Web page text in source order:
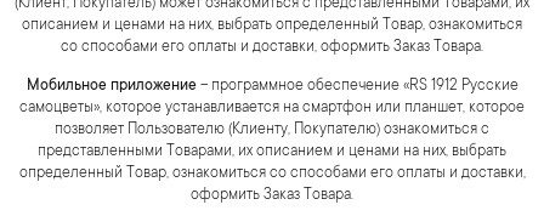
(Клиент, Покупатель) может ознакомиться с представленными Товарами, их
описанием и ценами на них, выбрать определенный Товар, ознакомиться
со способами его оплаты и доставки, оформить Заказ Товара.
Мобильное приложение – программное обеспечение «RS 1912 Русские
самоцветы», которое устанавливается на смартфон или планшет, которое
позволяет Пользователю (Клиенту, Покупателю) ознакомиться с
представленными Товарами, их описанием и ценами на них, выбрать
определенный Товар, ознакомиться со способами его оплаты и доставки,
оформить Заказ Товара.